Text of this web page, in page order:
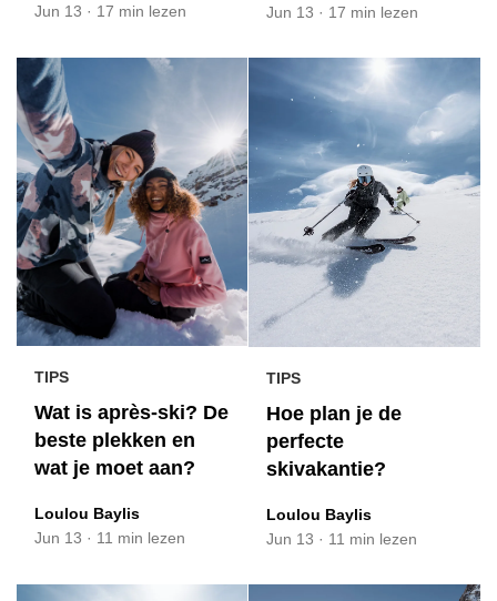
Jun 13 · 17 min lezen
Jun 13 · 17 min lezen
TIPS
Wat is après-ski? De
beste plekken en
wat je moet aan?
Loulou Baylis
Jun 13 · 11 min lezen
TIPS
Hoe plan je de
perfecte
skivakantie?
Loulou Baylis
Jun 13 · 11 min lezen